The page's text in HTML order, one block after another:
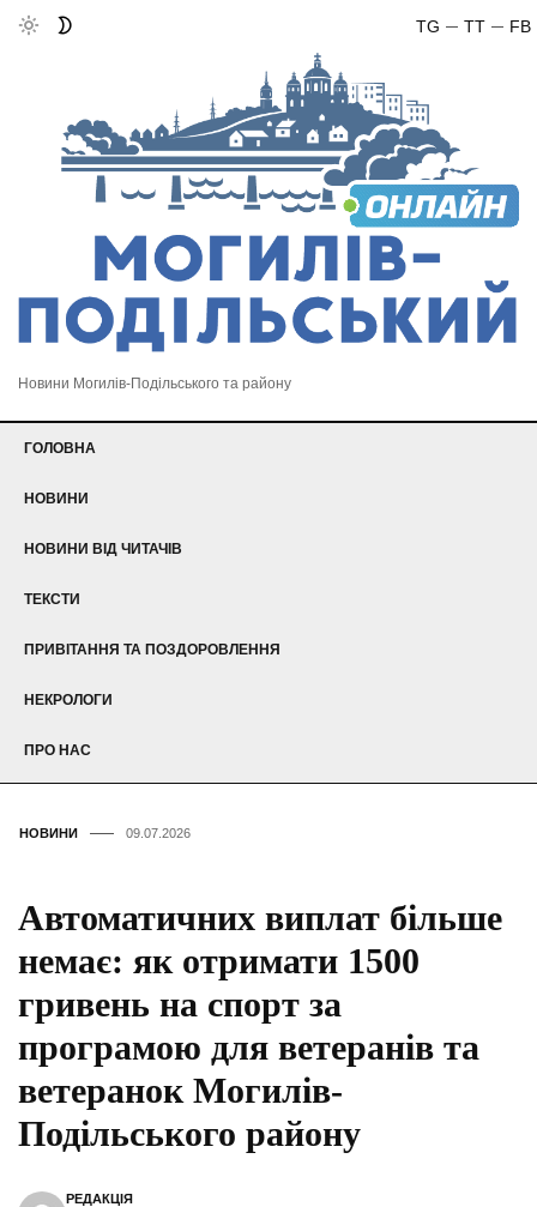
FB
TT
TG
Новини Могилів-Подільського та району
ГОЛОВНА
НОВИНИ
НОВИНИ ВІД ЧИТАЧІВ
ТЕКСТИ
ПРИВІТАННЯ ТА ПОЗДОРОВЛЕННЯ
НЕКРОЛОГИ
ПРО НАС
НОВИНИ 09.07.2026
Автоматичних виплат більше
немає: як отримати 1500
гривень на спорт за
програмою для ветеранів та
ветеранок Могилів-
Подільського району
РЕДАКЦІЯ